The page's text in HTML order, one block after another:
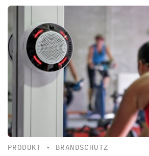
PRODUKT • BRANDSCHUTZ